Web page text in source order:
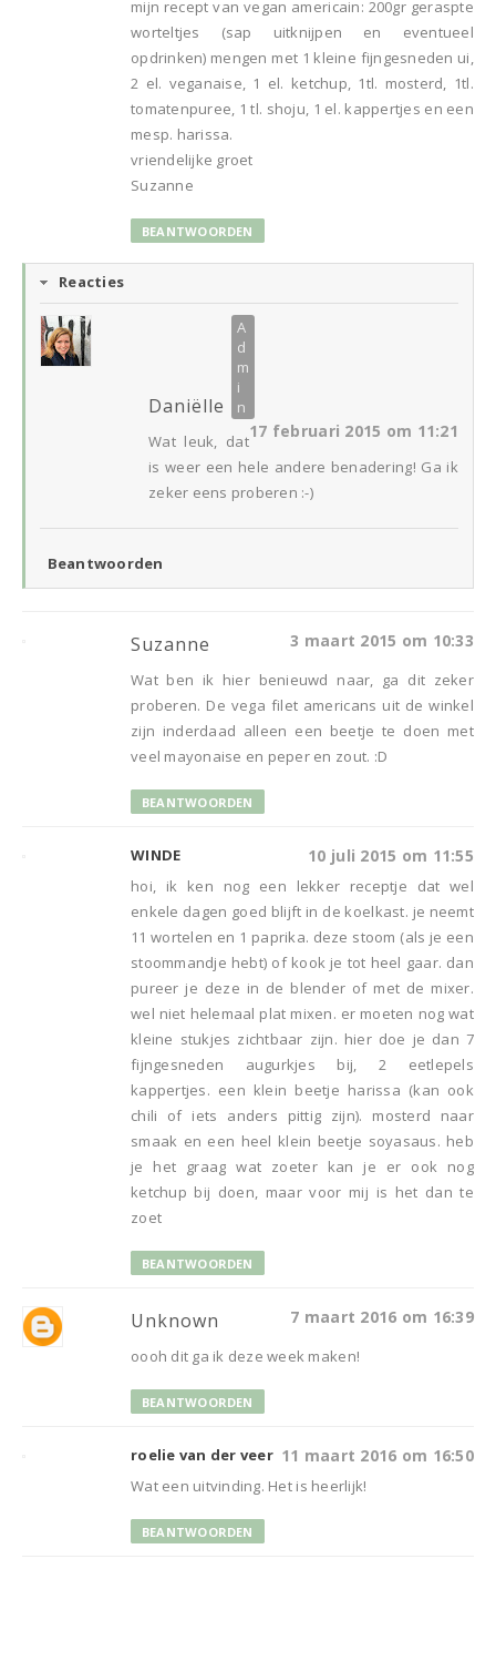
mijn recept van vegan americain: 200gr geraspte
worteltjes (sap uitknijpen en eventueel
opdrinken) mengen met 1 kleine fijngesneden ui,
2 el. veganaise, 1 el. ketchup, 1tl. mosterd, 1tl.
tomatenpuree, 1 tl. shoju, 1 el. kappertjes en een
mesp. harissa.
vriendelijke groet
Suzanne
BEANTWOORDEN
Reacties
Daniëlle
17 februari 2015 om 11:21
Wat leuk, dat
is weer een hele andere benadering! Ga ik
zeker eens proberen :-)
Beantwoorden
Suzanne 3 maart 2015 om 10:33
Wat ben ik hier benieuwd naar, ga dit zeker
proberen. De vega filet americans uit de winkel
zijn inderdaad alleen een beetje te doen met
veel mayonaise en peper en zout. :D
BEANTWOORDEN
WINDE 10 juli 2015 om 11:55
hoi, ik ken nog een lekker receptje dat wel
enkele dagen goed blijft in de koelkast. je neemt
11 wortelen en 1 paprika. deze stoom (als je een
stoommandje hebt) of kook je tot heel gaar. dan
pureer je deze in de blender of met de mixer.
wel niet helemaal plat mixen. er moeten nog wat
kleine stukjes zichtbaar zijn. hier doe je dan 7
fijngesneden augurkjes bij, 2 eetlepels
kappertjes. een klein beetje harissa (kan ook
chili of iets anders pittig zijn). mosterd naar
smaak en een heel klein beetje soyasaus. heb
je het graag wat zoeter kan je er ook nog
ketchup bij doen, maar voor mij is het dan te
zoet
BEANTWOORDEN
Unknown 7 maart 2016 om 16:39
oooh dit ga ik deze week maken!
BEANTWOORDEN
roelie van der veer 11 maart 2016 om 16:50
Wat een uitvinding. Het is heerlijk!
BEANTWOORDEN